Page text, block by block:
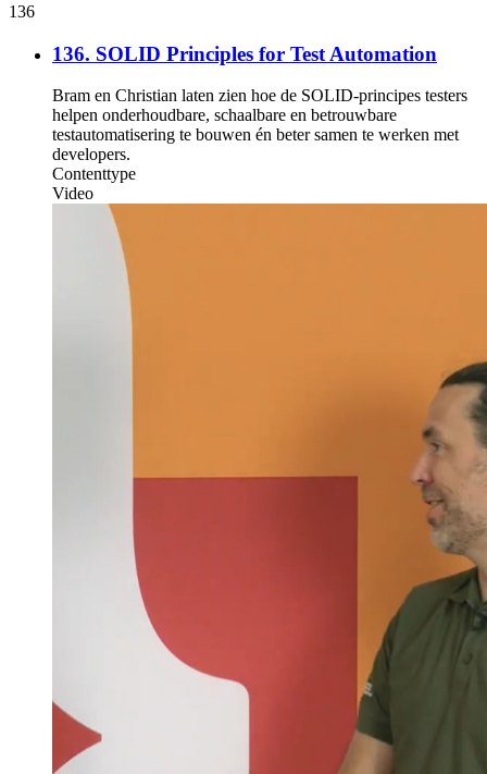
136
136. SOLID Principles for Test Automation
Bram en Christian laten zien hoe de SOLID-principes testers
helpen onderhoudbare, schaalbare en betrouwbare
testautomatisering te bouwen én beter samen te werken met
developers.
Contenttype
Video